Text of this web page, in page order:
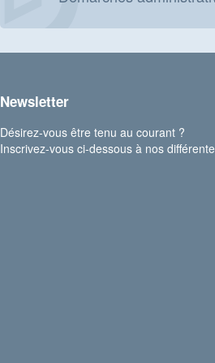
Newsletter
Désirez-vous être tenu au courant ?
Inscrivez-vous ci-dessous à nos